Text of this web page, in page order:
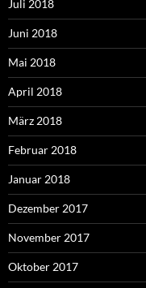
Juli 2018
Juni 2018
Mai 2018
April 2018
März 2018
Februar 2018
Januar 2018
Dezember 2017
November 2017
Oktober 2017